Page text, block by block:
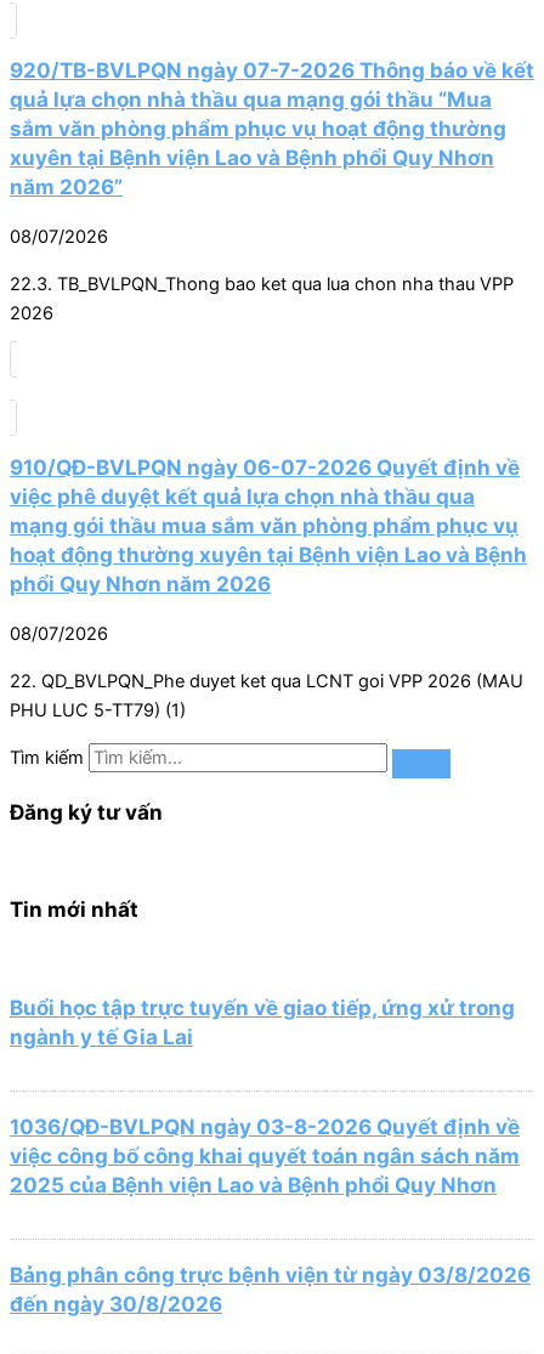
920/TB-BVLPQN ngày 07-7-2026 Thông báo về kết
quả lựa chọn nhà thầu qua mạng gói thầu “Mua
sắm văn phòng phẩm phục vụ hoạt động thường
xuyên tại Bệnh viện Lao và Bệnh phổi Quy Nhơn
năm 2026”
08/07/2026
22.3. TB_BVLPQN_Thong bao ket qua lua chon nha thau VPP
2026
910/QĐ-BVLPQN ngày 06-07-2026 Quyết định về
việc phê duyệt kết quả lựa chọn nhà thầu qua
mạng gói thầu mua sắm văn phòng phẩm phục vụ
hoạt động thường xuyên tại Bệnh viện Lao và Bệnh
phổi Quy Nhơn năm 2026
08/07/2026
22. QD_BVLPQN_Phe duyet ket qua LCNT goi VPP 2026 (MAU
PHU LUC 5-TT79) (1)
Tìm kiếm
Đăng ký tư vấn
Tin mới nhất
Buổi học tập trực tuyến về giao tiếp, ứng xử trong
ngành y tế Gia Lai
1036/QĐ-BVLPQN ngày 03-8-2026 Quyết định về
việc công bố công khai quyết toán ngân sách năm
2025 của Bệnh viện Lao và Bệnh phổi Quy Nhơn
Bảng phân công trực bệnh viện từ ngày 03/8/2026
đến ngày 30/8/2026